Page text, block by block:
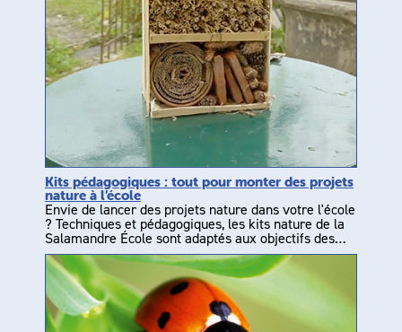
Kits pédagogiques : tout pour monter des projets
nature à l’école
Envie de lancer des projets nature dans votre l'école
? Techniques et pédagogiques, les kits nature de la
Salamandre École sont adaptés aux objectifs des…